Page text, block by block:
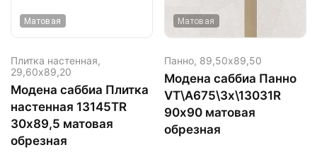
Матовая
Плитка настенная,
29,60х89,20
Модена саббиа Плитка
настенная 13145TR
30х89,5 матовая
обрезная
Матовая
Панно, 89,50х89,50
Модена саббиа Панно
VT\A675\3x\13031R
90х90 матовая
обрезная